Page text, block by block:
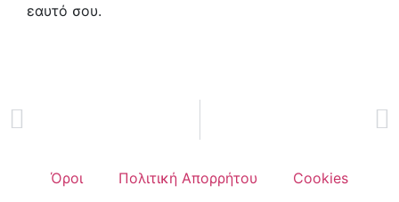
εαυτό σου.
Όροι Πολιτική Απορρήτου Cookies